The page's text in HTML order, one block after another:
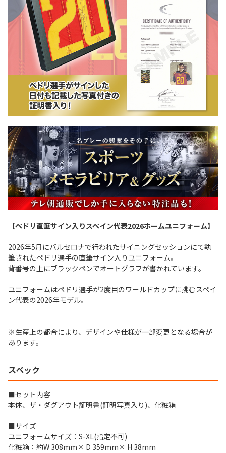
【ペドリ直筆サイン入りスペイン代表2026ホームユニフォーム】
2026年5月にバルセロナで行われたサイニングセッションにて執
筆されたペドリ選手の直筆サイン入りユニフォーム。
背番号の上にブラックペンでオートグラフが書かれています。
ユニフォームはペドリ選手が2度目のワールドカップに挑むスペイ
ン代表の2026年モデル。
※生産上の都合により、デザインや仕様が一部変更となる場合が
あります。
スペック
■セット内容
本体、ザ・ダグアウト証明書(証明写真入り)、化粧箱
■サイズ
ユニフォームサイズ：S-XL(指定不可)
化粧箱：約W 308mm× D 359mm× H 38mm